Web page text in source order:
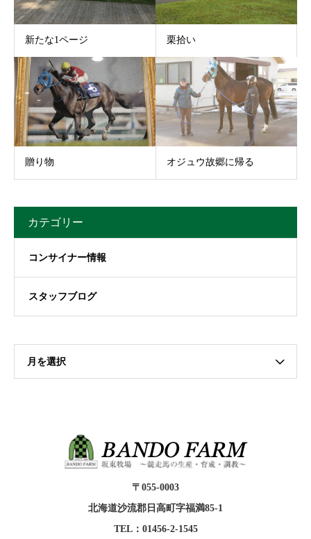
新たな1ページ 栗拾い
贈り物 オジュウ故郷に帰る
カテゴリー
コンサイナー情報
スタッフブログ
月を選択
〒055-0003
北海道沙流郡日高町字福満85-1
TEL：01456-2-1545